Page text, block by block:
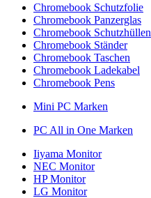
Chromebook Schutzfolie
Chromebook Panzerglas
Chromebook Schutzhüllen
Chromebook Ständer
Chromebook Taschen
Chromebook Ladekabel
Chromebook Pens
Mini PC Marken
PC All in One Marken
Iiyama Monitor
NEC Monitor
HP Monitor
LG Monitor